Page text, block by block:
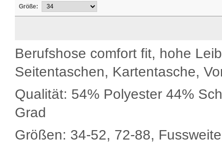
Größe:
Berufshose comfort fit, hohe
Seitentaschen, Kartentasche,
Qualität: 54% Polyester 44%
Grad
Größen: 34-52, 72-88,